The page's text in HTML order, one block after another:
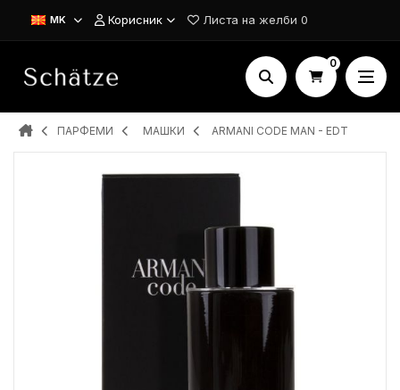
MK Корисник Листа на желби 0
0
ПАРФЕМИ MAШКИ ARMANI CODE MAN - EDT